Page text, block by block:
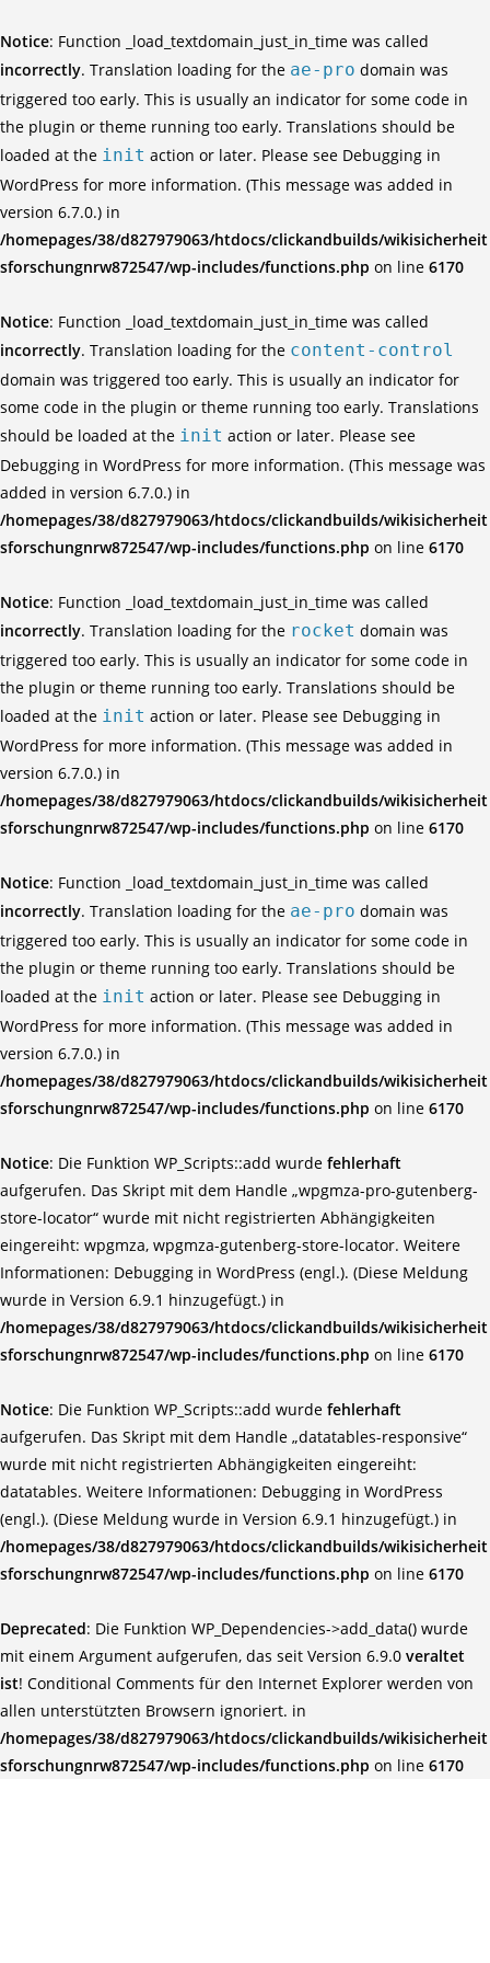
Notice: Function _load_textdomain_just_in_time was called
incorrectly. Translation loading for the ae-pro domain was
triggered too early. This is usually an indicator for some code in
the plugin or theme running too early. Translations should be
loaded at the init action or later. Please see Debugging in
WordPress for more information. (This message was added in
version 6.7.0.) in
/homepages/38/d827979063/htdocs/clickandbuilds/wikisicherheit
sforschungnrw872547/wp-includes/functions.php on line 6170
Notice: Function _load_textdomain_just_in_time was called
incorrectly. Translation loading for the content-control
domain was triggered too early. This is usually an indicator for
some code in the plugin or theme running too early. Translations
should be loaded at the init action or later. Please see
Debugging in WordPress for more information. (This message was
added in version 6.7.0.) in
/homepages/38/d827979063/htdocs/clickandbuilds/wikisicherheit
sforschungnrw872547/wp-includes/functions.php on line 6170
Notice: Function _load_textdomain_just_in_time was called
incorrectly. Translation loading for the rocket domain was
triggered too early. This is usually an indicator for some code in
the plugin or theme running too early. Translations should be
loaded at the init action or later. Please see Debugging in
WordPress for more information. (This message was added in
version 6.7.0.) in
/homepages/38/d827979063/htdocs/clickandbuilds/wikisicherheit
sforschungnrw872547/wp-includes/functions.php on line 6170
Notice: Function _load_textdomain_just_in_time was called
incorrectly. Translation loading for the ae-pro domain was
triggered too early. This is usually an indicator for some code in
the plugin or theme running too early. Translations should be
loaded at the init action or later. Please see Debugging in
WordPress for more information. (This message was added in
version 6.7.0.) in
/homepages/38/d827979063/htdocs/clickandbuilds/wikisicherheit
sforschungnrw872547/wp-includes/functions.php on line 6170
Notice: Die Funktion WP_Scripts::add wurde fehlerhaft
aufgerufen. Das Skript mit dem Handle „wpgmza-pro-gutenberg-
store-locator“ wurde mit nicht registrierten Abhängigkeiten
eingereiht: wpgmza, wpgmza-gutenberg-store-locator. Weitere
Informationen: Debugging in WordPress (engl.). (Diese Meldung
wurde in Version 6.9.1 hinzugefügt.) in
/homepages/38/d827979063/htdocs/clickandbuilds/wikisicherheit
sforschungnrw872547/wp-includes/functions.php on line 6170
Notice: Die Funktion WP_Scripts::add wurde fehlerhaft
aufgerufen. Das Skript mit dem Handle „datatables-responsive“
wurde mit nicht registrierten Abhängigkeiten eingereiht:
datatables. Weitere Informationen: Debugging in WordPress
(engl.). (Diese Meldung wurde in Version 6.9.1 hinzugefügt.) in
/homepages/38/d827979063/htdocs/clickandbuilds/wikisicherheit
sforschungnrw872547/wp-includes/functions.php on line 6170
Deprecated: Die Funktion WP_Dependencies->add_data() wurde
mit einem Argument aufgerufen, das seit Version 6.9.0 veraltet
ist! Conditional Comments für den Internet Explorer werden von
allen unterstützten Browsern ignoriert. in
/homepages/38/d827979063/htdocs/clickandbuilds/wikisicherheit
sforschungnrw872547/wp-includes/functions.php on line 6170